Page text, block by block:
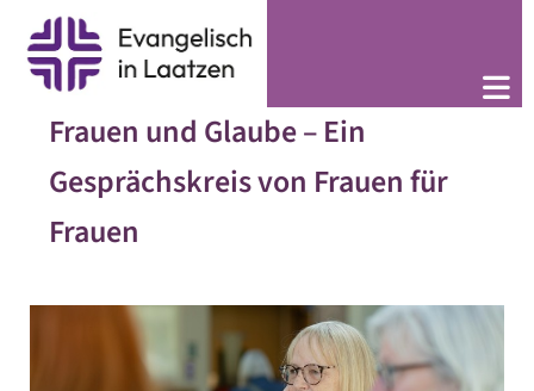
Frauen und Glaube – Ein
Gesprächskreis von Frauen für
Frauen